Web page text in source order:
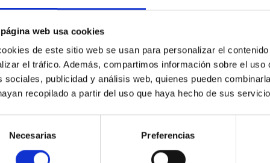
web usa cookies
de este sitio web se usan para personalizar el
el tráfico. Además, compartimos información sobre el
sociales, publicidad y análisis web, quienes pueden
recopilado a partir del uso que haya hecho de sus
Necesarias Preferencias